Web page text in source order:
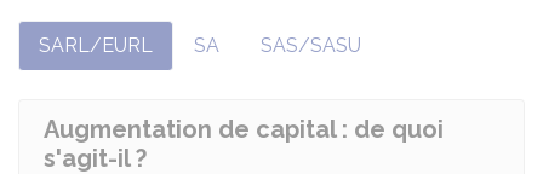
SARL/EURL SA SAS/SASU
Augmentation de capital : de quoi
s'agit-il ?